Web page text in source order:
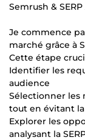
Semrush &
Je commence
marché grâce à
Cette étape
Identifier les
audience
Sélectionner les
tout en évitant
Explorer les
analysant la